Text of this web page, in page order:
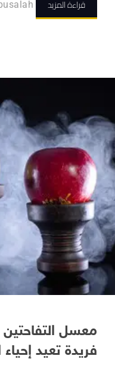
قراءة المزيد Abusalah
فريدة تعيد إحياء